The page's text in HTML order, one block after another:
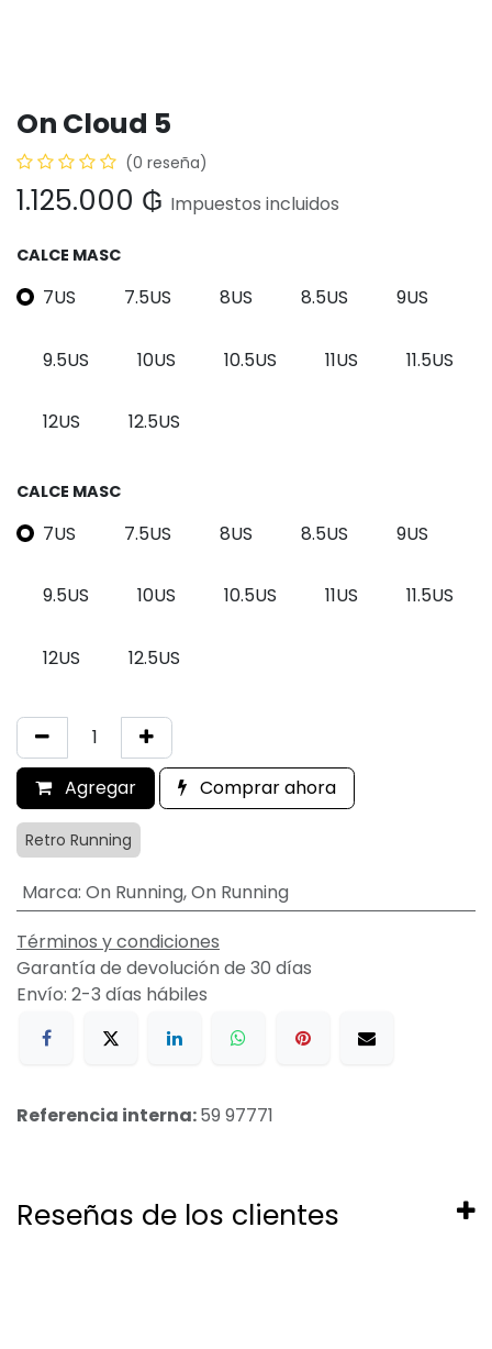
On Cloud 5
(0 reseña)
1.125.000 ₲ Impuestos incluidos
CALCE MASC
7US 7.5US 8US 8.5US 9US
9.5US 10US 10.5US 11US 11.5US
12US 12.5US
CALCE MASC
7US 7.5US 8US 8.5US 9US
9.5US 10US 10.5US 11US 11.5US
12US 12.5US
Agregar Comprar ahora
Retro Running
Marca: On Running,On Running
Términos y condiciones
Garantía de devolución de 30 días
Envío: 2-3 días hábiles
Referencia interna:59 97771
Reseñas de los clientes